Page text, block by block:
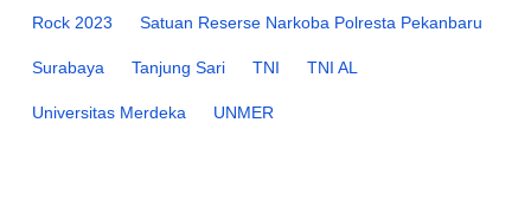
Rock 2023 Satuan Reserse Narkoba Polresta Pekanbaru
Surabaya Tanjung Sari TNI TNI AL
Universitas Merdeka UNMER